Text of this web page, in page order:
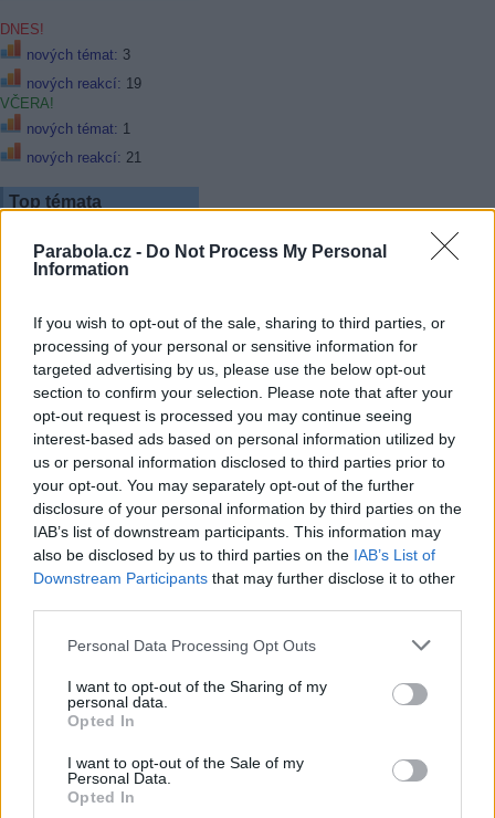
Parabola.cz - Do Not Process My Personal
Information
If you wish to opt-out of the sale, sharing to third parties, or
processing of your personal or sensitive information for
targeted advertising by us, please use the below opt-out
section to confirm your selection. Please note that after your
opt-out request is processed you may continue seeing
interest-based ads based on personal information utilized by
us or personal information disclosed to third parties prior to
your opt-out. You may separately opt-out of the further
disclosure of your personal information by third parties on the
IAB’s list of downstream participants. This information may
also be disclosed by us to third parties on the IAB’s List of
Downstream Participants that may further disclose it to other
Personal Data Processing Opt Outs
I want to opt-out of the Sharing of my
personal data.
Opted In
I want to opt-out of the Sale of my
Personal Data.
Opted In
DNES!
nových témat: 3
nových reakcí: 19
VČERA!
nových témat: 1
nových reakcí: 21
Top témata
LM v novej sezóne
Web skylink a pristup k
Prima sport
Stabilizace zásuvky 230 V
Kde robím chybu? alebo
skôr mi to nejde do hlavy
Magio 300e faktúra za 1m
kábla
Monoblok quad + 3
prijímače = rozpad obrazu
Top reakce
Web skylink a pristup k
zakaznikom
Český fotbal v tv
prijímače = rozpad obrazu
Stabilizace zásuvky 230 V
4KA TV Karta vypadne
LM v novej sezóne
Kde robím chybu? alebo